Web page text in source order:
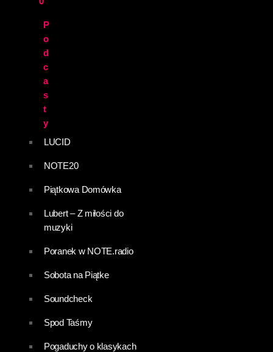
P
o
d
c
a
s
t
y
LUCID
NOTE20
Piątkowa Domówka
Lubert – Z miłości do
muzyki
Poranek w NOTE.radio
Sobota na Piątke
Soundcheck
Spod Taśmy
Pogaduchy o klasykach